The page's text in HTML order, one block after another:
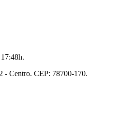
- Centro. CEP: 78700-170.